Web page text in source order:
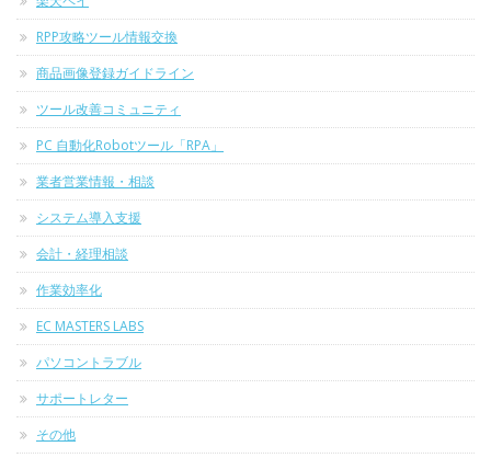
RPP攻略ツール情報交換
商品画像登録ガイドライン
ツール改善コミュニティ
PC 自動化Robotツール「RPA」
業者営業情報・相談
システム導入支援
会計・経理相談
作業効率化
EC MASTERS LABS
パソコントラブル
サポートレター
その他